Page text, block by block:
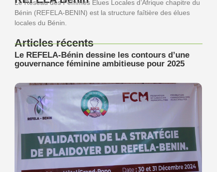
Le Réseau des Femmes Elues Locales d’Afrique chapitre du
Bénin (REFELA-BENIN) est la structure faîtière des élues
locales du Bénin.
Articles récents
Le REFELA-Bénin dessine les contours d’une
gouvernance féminine ambitieuse pour 2025